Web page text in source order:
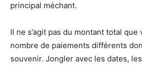
principal méchant.
Il ne s’agit pas du montant total que
nombre de paiements différents
souvenir. Jongler avec les dates,